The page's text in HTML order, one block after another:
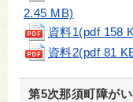
2.45 MB)
資料1(pdf 158
資料2(pdf 81
第5次那須町障が